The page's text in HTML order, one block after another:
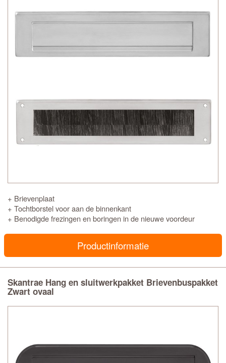
+ Brievenplaat
+ Tochtborstel voor aan de binnenkant
+ Benodigde frezingen en boringen in de nieuwe voordeur
Productinformatie
Skantrae Hang en sluitwerkpakket Brievenbuspakket
Zwart ovaal